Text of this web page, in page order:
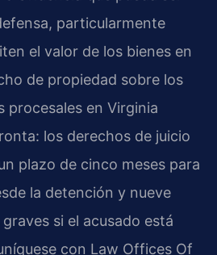
particularmente
el valor de los bienes en
de propiedad sobre los
procesales en Virginia
los derechos de juicio
plazo de cinco meses para
la detención y nueve
si el acusado está
con Law Offices Of